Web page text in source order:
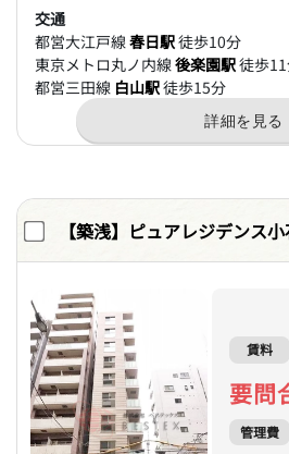
交通
都営大江戸線春日駅徒歩10分
東京メトロ丸ノ内線後楽園駅徒歩
都営三田線 白山駅徒歩15分
【築浅】ピュアレジデンス
賃料
要問
管理費